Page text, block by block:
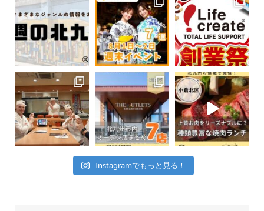
Instagramでもっと見る！